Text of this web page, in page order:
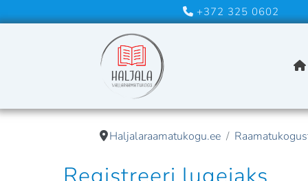
+372 325 0602
Haljalaraamatukogu.ee